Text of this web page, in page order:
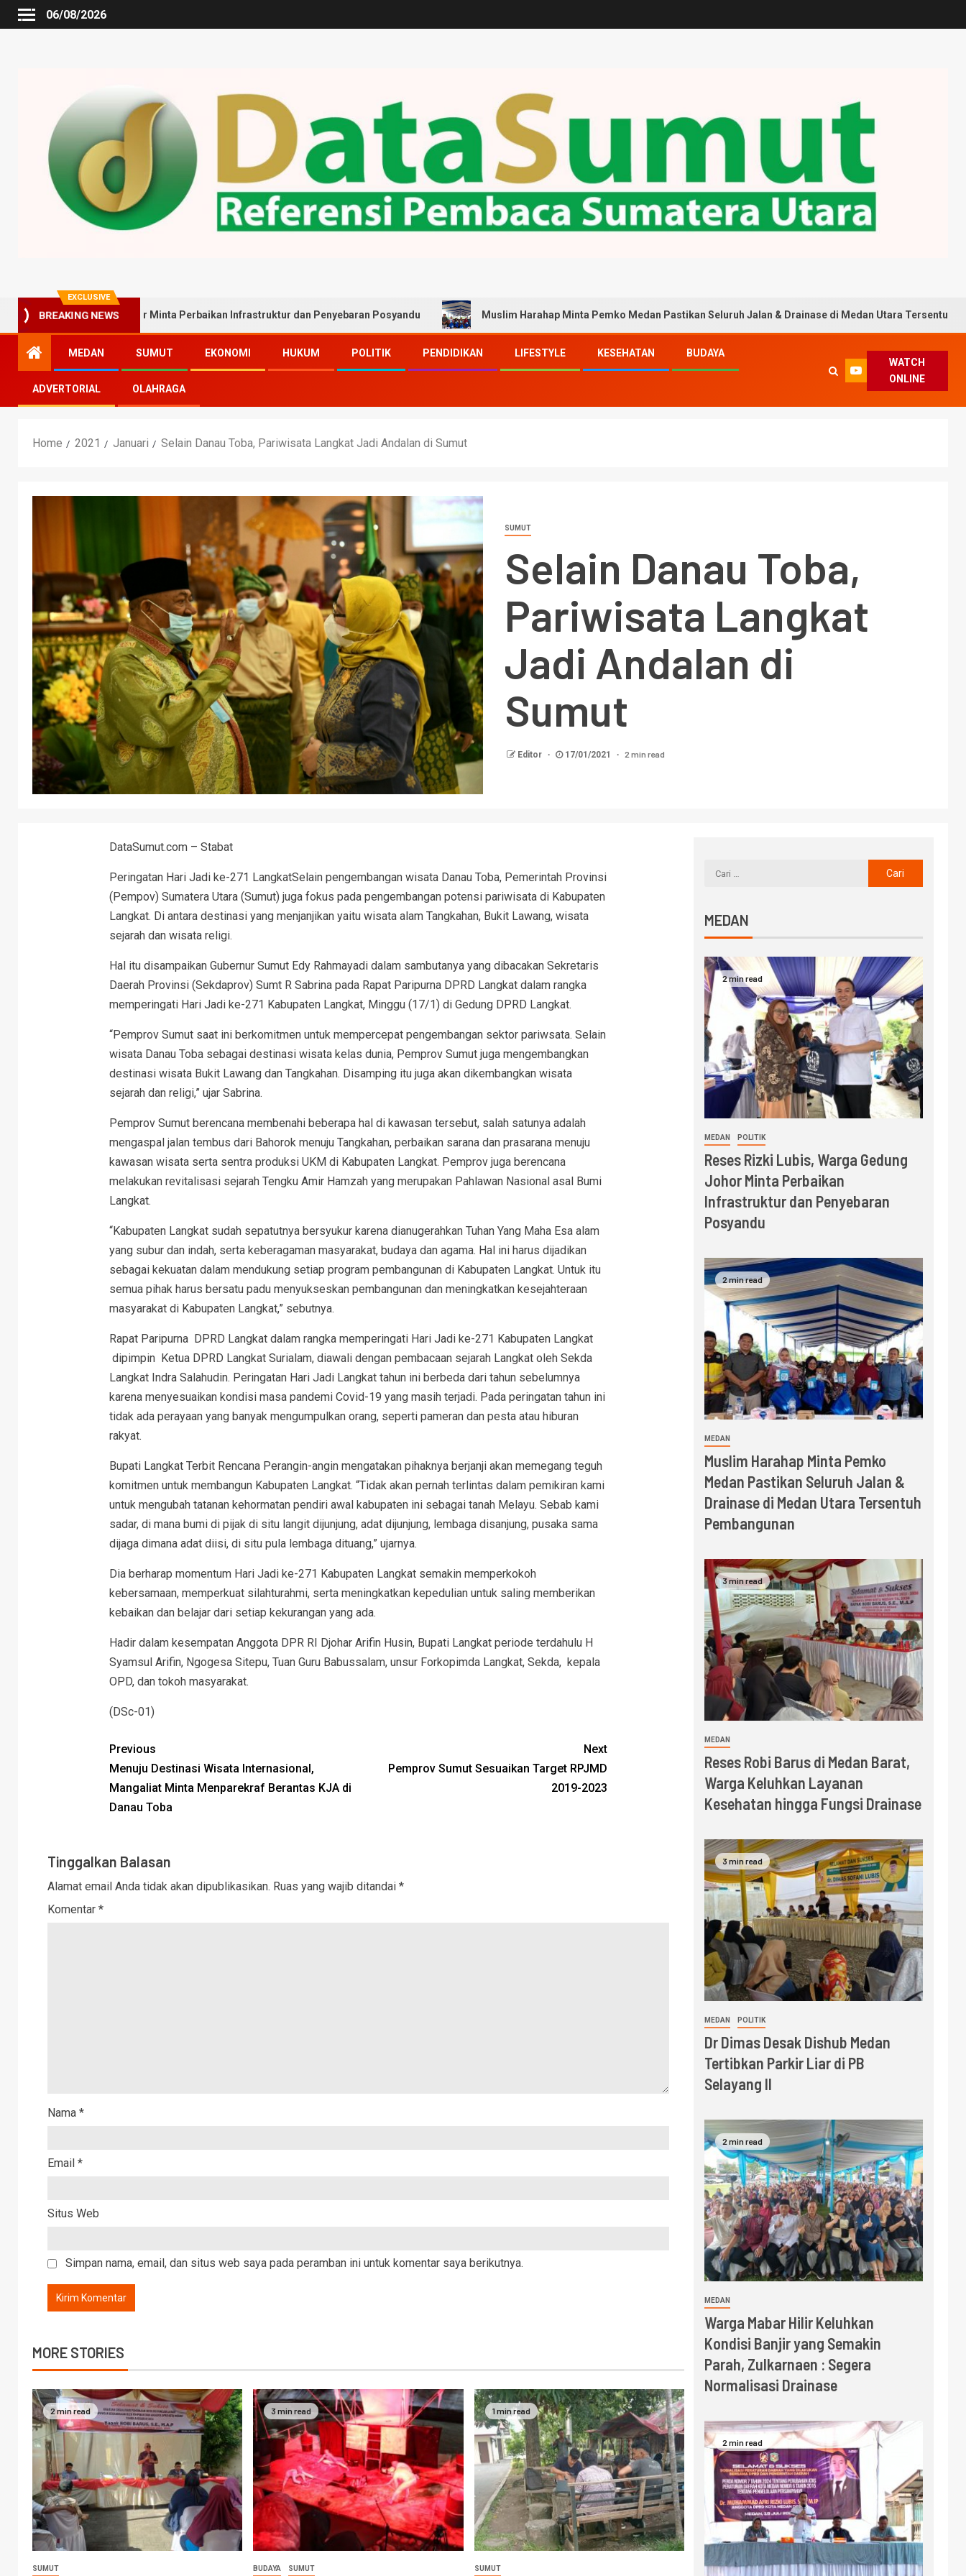
06/08/2026
EXCLUSIVE
BREAKING NEWS
Gedung Johor Minta Perbaikan Infrastruktur dan Penyebaran Posyandu Muslim Harahap Minta Pemko Medan Pastikan Seluruh Jalan & Drainase di Medan Utara Tersentuh Pembangunan
MEDAN SUMUT EKONOMI HUKUM POLITIK PENDIDIKAN LIFESTYLE KESEHATAN BUDAYA
ADVERTORIAL OLAHRAGA
WATCH
ONLINE
Home 2021 Januari Selain Danau Toba, Pariwisata Langkat Jadi Andalan di Sumut
SUMUT
Selain Danau Toba,
Pariwisata Langkat
Jadi Andalan di
Sumut
Editor 17/01/2021 2 min read
DataSumut.com – Stabat
Peringatan Hari Jadi ke-271 LangkatSelain pengembangan wisata Danau Toba, Pemerintah Provinsi
(Pempov) Sumatera Utara (Sumut) juga fokus pada pengembangan potensi pariwisata di Kabupaten
Langkat. Di antara destinasi yang menjanjikan yaitu wisata alam Tangkahan, Bukit Lawang, wisata
sejarah dan wisata religi.
Hal itu disampaikan Gubernur Sumut Edy Rahmayadi dalam sambutanya yang dibacakan Sekretaris
Daerah Provinsi (Sekdaprov) Sumt R Sabrina pada Rapat Paripurna DPRD Langkat dalam rangka
memperingati Hari Jadi ke-271 Kabupaten Langkat, Minggu (17/1) di Gedung DPRD Langkat.
“Pemprov Sumut saat ini berkomitmen untuk mempercepat pengembangan sektor pariwsata. Selain
wisata Danau Toba sebagai destinasi wisata kelas dunia, Pemprov Sumut juga mengembangkan
destinasi wisata Bukit Lawang dan Tangkahan. Disamping itu juga akan dikembangkan wisata
sejarah dan religi,” ujar Sabrina.
Pemprov Sumut berencana membenahi beberapa hal di kawasan tersebut, salah satunya adalah
mengaspal jalan tembus dari Bahorok menuju Tangkahan, perbaikan sarana dan prasarana menuju
kawasan wisata serta sentra produksi UKM di Kabupaten Langkat. Pemprov juga berencana
melakukan revitalisasi sejarah Tengku Amir Hamzah yang merupakan Pahlawan Nasional asal Bumi
Langkat.
“Kabupaten Langkat sudah sepatutnya bersyukur karena dianugerahkan Tuhan Yang Maha Esa alam
yang subur dan indah, serta keberagaman masyarakat, budaya dan agama. Hal ini harus dijadikan
sebagai kekuatan dalam mendukung setiap program pembangunan di Kabupaten Langkat. Untuk itu
semua pihak harus bersatu padu menyukseskan pembangunan dan meningkatkan kesejahteraan
masyarakat di Kabupaten Langkat,” sebutnya.
Rapat Paripurna DPRD Langkat dalam rangka memperingati Hari Jadi ke-271 Kabupaten Langkat
dipimpin Ketua DPRD Langkat Surialam, diawali dengan pembacaan sejarah Langkat oleh Sekda
Langkat Indra Salahudin. Peringatan Hari Jadi Langkat tahun ini berbeda dari tahun sebelumnya
karena menyesuaikan kondisi masa pandemi Covid-19 yang masih terjadi. Pada peringatan tahun ini
tidak ada perayaan yang banyak mengumpulkan orang, seperti pameran dan pesta atau hiburan
rakyat.
Bupati Langkat Terbit Rencana Perangin-angin mengatakan pihaknya berjanji akan memegang teguh
komitmen untuk membangun Kabupaten Langkat. “Tidak akan pernah terlintas dalam pemikiran kami
untuk mengubah tatanan kehormatan pendiri awal kabupaten ini sebagai tanah Melayu. Sebab kami
sadar, di mana bumi di pijak di situ langit dijunjung, adat dijunjung, lembaga disanjung, pusaka sama
dijaga dimana adat diisi, di situ pula lembaga dituang,” ujarnya.
Dia berharap momentum Hari Jadi ke-271 Kabupaten Langkat semakin memperkokoh
kebersamaan, memperkuat silahturahmi, serta meningkatkan kepedulian untuk saling memberikan
kebaikan dan belajar dari setiap kekurangan yang ada.
Hadir dalam kesempatan Anggota DPR RI Djohar Arifin Husin, Bupati Langkat periode terdahulu H
Syamsul Arifin, Ngogesa Sitepu, Tuan Guru Babussalam, unsur Forkopimda Langkat, Sekda, kepala
OPD, dan tokoh masyarakat.
(DSc-01)
Previous
Menuju Destinasi Wisata Internasional,
Mangaliat Minta Menparekraf Berantas KJA di
Danau Toba
Next
Pemprov Sumut Sesuaikan Target RPJMD
2019-2023
Tinggalkan Balasan
Alamat email Anda tidak akan dipublikasikan. Ruas yang wajib ditandai *
Komentar *
Nama *
Email *
Situs Web
Simpan nama, email, dan situs web saya pada peramban ini untuk komentar saya berikutnya.
MORE STORIES
2 min read
SUMUT
3 min read
BUDAYA SUMUT
1 min read
SUMUT
MEDAN
2 min read
MEDAN POLITIK
Reses Rizki Lubis, Warga Gedung
Johor Minta Perbaikan
Infrastruktur dan Penyebaran
Posyandu
2 min read
MEDAN
Muslim Harahap Minta Pemko
Medan Pastikan Seluruh Jalan &
Drainase di Medan Utara Tersentuh
Pembangunan
3 min read
MEDAN
Reses Robi Barus di Medan Barat,
Warga Keluhkan Layanan
Kesehatan hingga Fungsi Drainase
3 min read
MEDAN POLITIK
Dr Dimas Desak Dishub Medan
Tertibkan Parkir Liar di PB
Selayang II
2 min read
MEDAN
Warga Mabar Hilir Keluhkan
Kondisi Banjir yang Semakin
Parah, Zulkarnaen : Segera
Normalisasi Drainase
2 min read